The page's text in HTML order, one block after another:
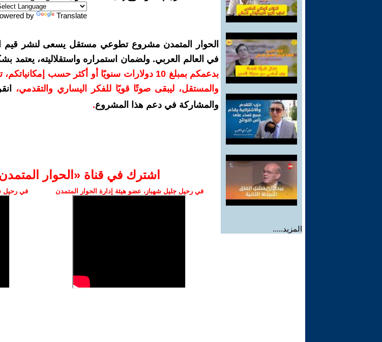
المزيد.....
by Translate
الحوار المتمدن مشروع تطوعي مستقل يسعى لنشر قيم
في العالم العربي. ولضمان استمراره واستقلاليته،
بدعمكم بمبلغ 10 دولارات سنويًا أو أكثر حسب
والمستقل، ليبقى صوتًا قويًا للفكر اليساري والتقدمي،
والمشاركة في دعم هذا المشروع.
اشترك في قناة ‫«الحوار
في رحيل جليل شهباز، عضو هيئة إدارة الحوار المتمدن في رحيل